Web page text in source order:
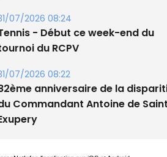
07/2026 08:24
- Début ce week-end du
du RCPV
07/2026 08:22
anniversaire de la
Commandant Antoine de Saint